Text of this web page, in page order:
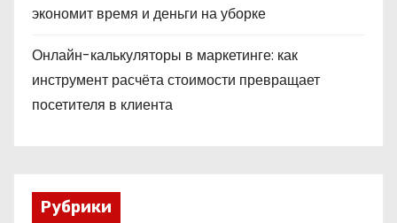
экономит время и деньги на уборке
Онлайн-калькуляторы в маркетинге: как
инструмент расчёта стоимости превращает
посетителя в клиента
Рубрики